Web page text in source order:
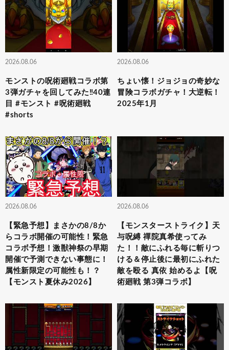
2026.08.06
モンストの呪術廻戦コラボ第
3弾ガチャを回してみた‼️40連
目 #モンスト #呪術廻戦
#shorts
2026.08.06
ちょい懐！ジョジョの奇妙な
冒険コラボガチャ！大逆転！
2025年1月
2026.08.06
【緊急予想】まさかの8/8か
らコラボ開催の可能性！緊急
コラボ予想！激獣神祭の早期
開催で予測できない事態に！
属性新限定の可能性も！？
【モンスト夏休み2026】
2026.08.06
【モンスターストライク】天
与呪縛 禪院真希使ってみ
た！！敵にふれる毎に斬りつ
ける＆停止後に最初にふれた
敵を殴る 真依 始めるよ【呪
術廻戦 第3弾コラボ】